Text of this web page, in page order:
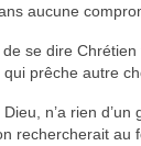
aucune
se dire Chrétien
prêche autre
n’a rien d’un
rechercherait au